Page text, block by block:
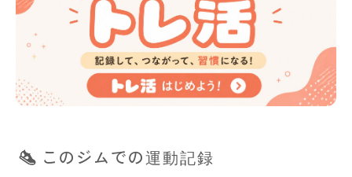
このジムでの運動記録